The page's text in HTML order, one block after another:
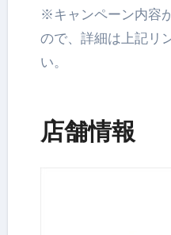
※キャンペーン内容
ので、詳細は上記リ
い。
店舗情報